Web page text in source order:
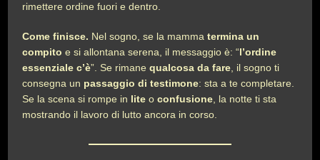
rimettere ordine fuori e dentro.
Come finisce. Nel sogno, se la mammatermina un
compito e si allontana serena, il messaggio è: “l’ordine
essenziale c’è”. Se rimanequalcosa da fare , il sogno ti
consegna un passaggio di testimone: sta a te completare.
Se la scena si rompe in lite oconfusione , la notte ti sta
mostrando il lavoro di lutto ancora in corso.